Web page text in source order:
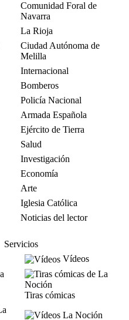
Comunidad Foral de
Navarra
La Rioja
Ciudad Autónoma de
Melilla
Internacional
Bomberos
Policía Nacional
Armada Española
Ejército de Tierra
Salud
Investigación
Economía
Arte
Iglesia Católica
Noticias del lector
Servicios
Vídeos
Tiras cómicas